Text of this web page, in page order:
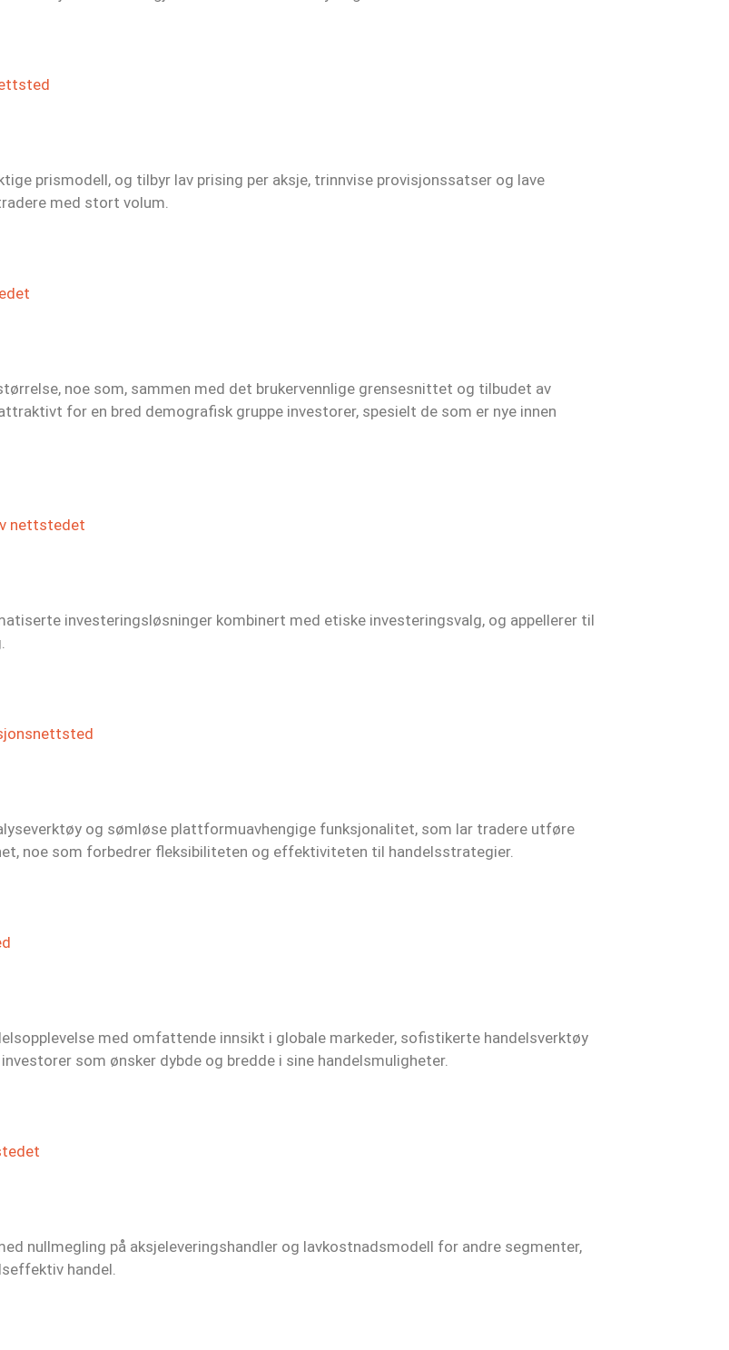
prismodell, og tilbyr lav prising per aksje, trinnvise provisjonssatser og lave
med stort volum.
noe som, sammen med det brukervennlige grensesnittet og tilbudet av
for en bred demografisk gruppe investorer, spesielt de som er nye innen
nettstedet
investeringsløsninger kombinert med etiske investeringsvalg, og appellerer til
og sømløse plattformuavhengige funksjonalitet, som lar tradere utføre
noe som forbedrer fleksibiliteten og effektiviteten til handelsstrategier.
med omfattende innsikt i globale markeder, sofistikerte handelsverktøy
som ønsker dybde og bredde i sine handelsmuligheter.
nullmegling på aksjeleveringshandler og lavkostnadsmodell for andre segmenter,
handel.